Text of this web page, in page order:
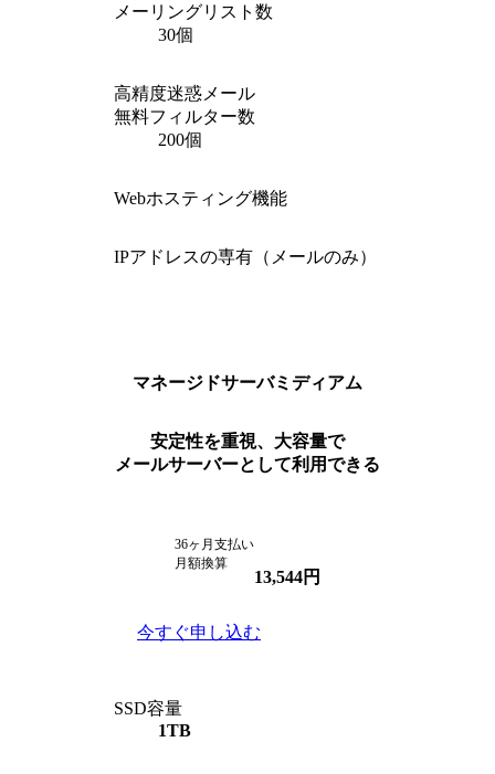
メーリングリスト数
30個
高精度迷惑メール
無料フィルター数
200個
Webホスティング機能
IPアドレスの専有（メールのみ）
マネージドサーバミディアム
安定性を重視、大容量で
メールサーバーとして利用できる
36ヶ月支払い
月額換算
13,544円
今すぐ申し込む
SSD容量
1TB